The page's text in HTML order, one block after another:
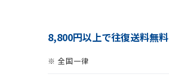
8,800円以上で往復送料無料
※ 全国一律